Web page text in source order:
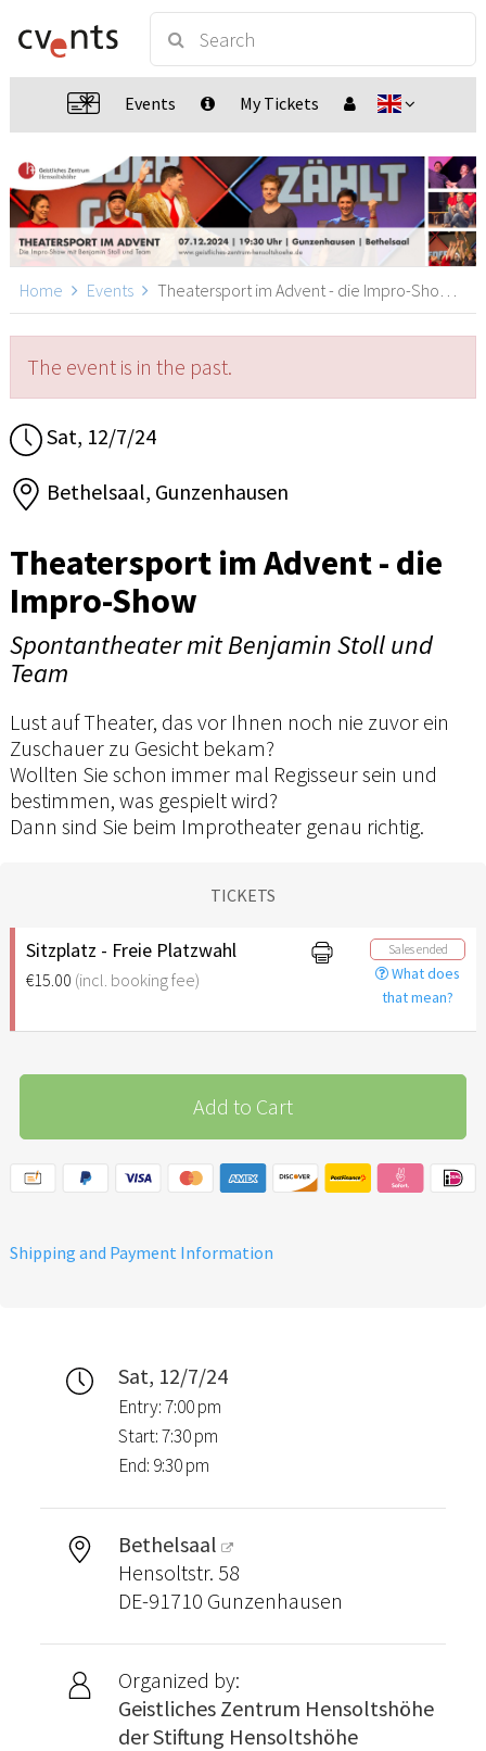
Events My Tickets
Home Events Theatersport im Advent - die Impro-Show, Gunzenhausen
The event is in the past.
Sat, 12/7/24
Bethelsaal, Gunzenhausen
Theatersport im Advent - die
Impro-Show
Spontantheater mit Benjamin Stoll und
Team
Lust auf Theater, das vor Ihnen noch nie zuvor ein
Zuschauer zu Gesicht bekam?
Wollten Sie schon immer mal Regisseur sein und
bestimmen, was gespielt wird?
Dann sind Sie beim Improtheater genau richtig.
TICKETS
Sitzplatz - Freie Platzwahl
€15.00 (incl. booking fee)
Sales ended
What does
that mean?
Add to Cart
Shipping and Payment Information
Sat, 12/7/24
Entry: 7:00 pm
Start: 7:30 pm
End: 9:30 pm
Bethelsaal
Hensoltstr. 58
DE-91710 Gunzenhausen
Organized by:
Geistliches Zentrum Hensoltshöhe
der Stiftung Hensoltshöhe